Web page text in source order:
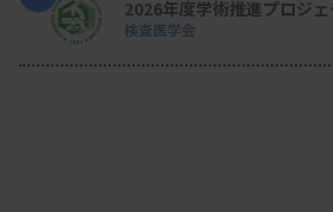
2026年度学術推進プロジ
検査医学会